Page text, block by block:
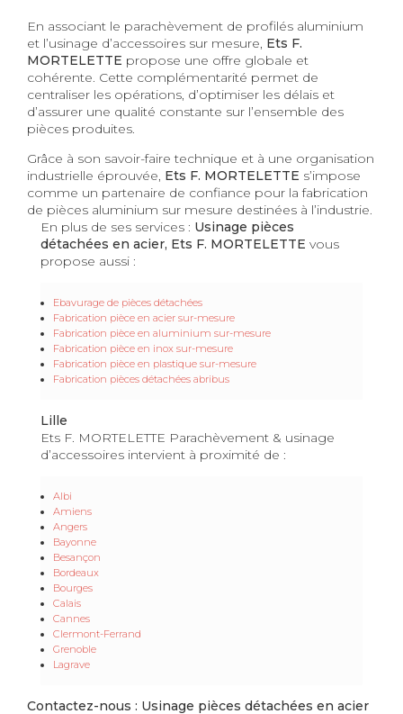
En associant le parachèvement de profilés aluminium
et l’usinage d’accessoires sur mesure, Ets F.
MORTELETTE propose une offre globale et
cohérente. Cette complémentarité permet de
centraliser les opérations, d’optimiser les délais et
d’assurer une qualité constante sur l’ensemble des
pièces produites.
Grâce à son savoir-faire technique et à une organisation
industrielle éprouvée, Ets F. MORTELETTE s’impose
comme un partenaire de confiance pour la fabrication
de pièces aluminium sur mesure destinées à l’industrie.
En plus de ses services : Usinage pièces
détachées en acier, Ets F. MORTELETTE vous
propose aussi :
Ebavurage de pièces détachées
Fabrication pièce en acier sur-mesure
Fabrication pièce en aluminium sur-mesure
Fabrication pièce en inox sur-mesure
Fabrication pièce en plastique sur-mesure
Fabrication pièces détachées abribus
Lille
Ets F. MORTELETTE Parachèvement & usinage
d’accessoires intervient à proximité de :
Albi
Amiens
Angers
Bayonne
Besançon
Bordeaux
Bourges
Calais
Cannes
Clermont-Ferrand
Grenoble
Lagrave
Contactez-nous : Usinage pièces détachées en acier